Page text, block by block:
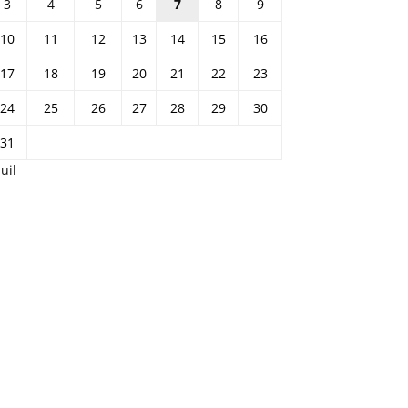
3 4 5 6 7 8
9
10
11 12 13 14 15
16
17
18 19 20 21 22
23
24
25 26 27 28 29
30
31